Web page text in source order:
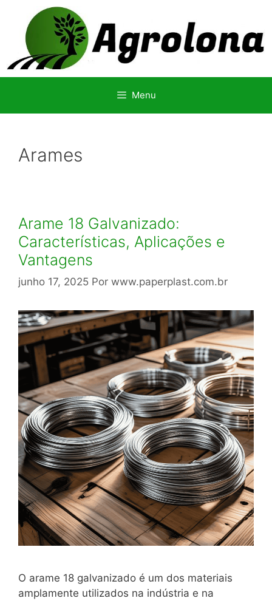
conteúdo
Menu
Arames
Arame 18 Galvanizado:
Características, Aplicações e
Vantagens
junho 17, 2025 Por www.paperplast.com.br
O arame 18 galvanizado é um dos materiais
amplamente utilizados na indústria e na